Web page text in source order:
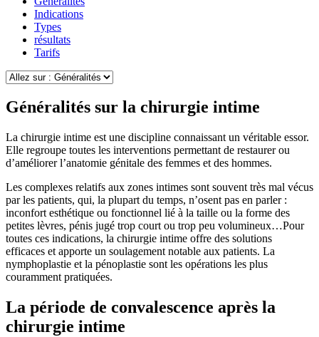
Indications
Types
résultats
Tarifs
Généralités sur la chirurgie intime
La chirurgie intime est une discipline connaissant un véritable essor.
Elle regroupe toutes les interventions permettant de restaurer ou
d’améliorer l’anatomie génitale des femmes et des hommes.
Les complexes relatifs aux zones intimes sont souvent très mal vécus
par les patients, qui, la plupart du temps, n’osent pas en parler :
inconfort esthétique ou fonctionnel lié à la taille ou la forme des
petites lèvres, pénis jugé trop court ou trop peu volumineux…Pour
toutes ces indications, la chirurgie intime offre des solutions
efficaces et apporte un soulagement notable aux patients. La
nymphoplastie et la pénoplastie sont les opérations les plus
couramment pratiquées.
La période de convalescence après la
chirurgie intime